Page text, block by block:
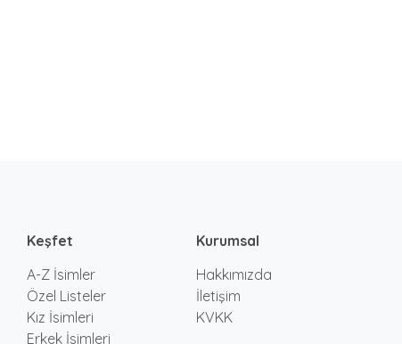
Keşfet
A-Z İsimler
Özel Listeler
Kız İsimleri
Erkek İsimleri
Kurumsal
Hakkımızda
İletişim
KVKK